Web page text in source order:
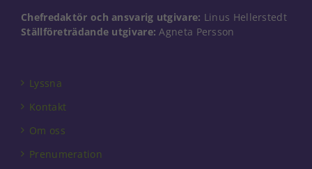
Chefredaktör och ansvarig utgivare: Linus Hellerstedt
Ställföreträdande utgivare: Agneta Persson
Lyssna
Kontakt
Om oss
Prenumeration